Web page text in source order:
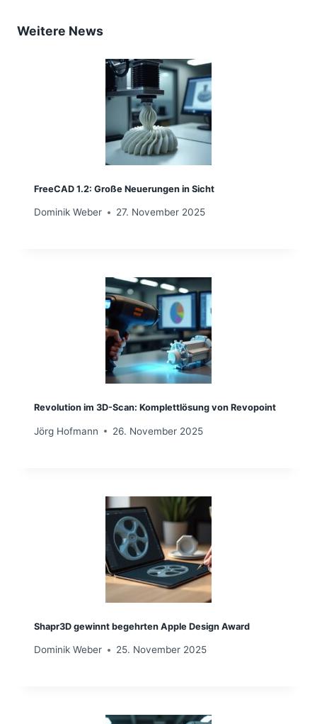
Weitere News
FreeCAD 1.2: Große Neuerungen in Sicht
Dominik Weber 27. November 2025
Revolution im 3D-Scan: Komplettlösung von Revopoint
Jörg Hofmann 26. November 2025
Shapr3D gewinnt begehrten Apple Design Award
Dominik Weber 25. November 2025